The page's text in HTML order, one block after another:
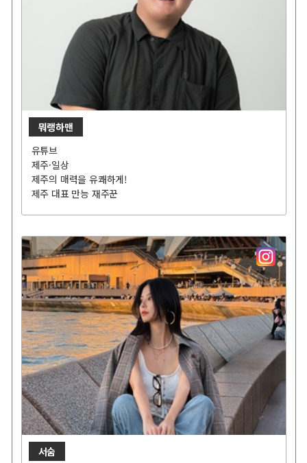
뭐랭하맨
유튜브
제주·일상
제주의 매력을 유쾌하게!
제주 대표 만능 재주꾼
서숨